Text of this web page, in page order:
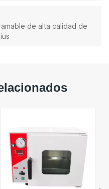
de alta calidad de